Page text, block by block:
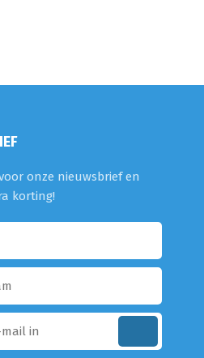
onze nieuwsbrief en
korting!